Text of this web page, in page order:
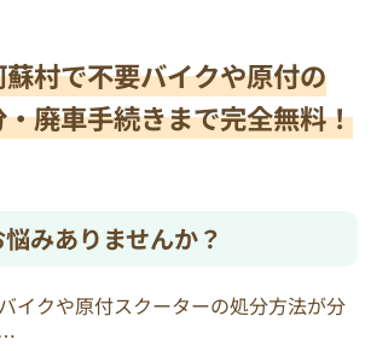
村で不要バイクや原付の
廃車手続きまで完全無料！
みありませんか？
イクや原付スクーターの処分方法が分